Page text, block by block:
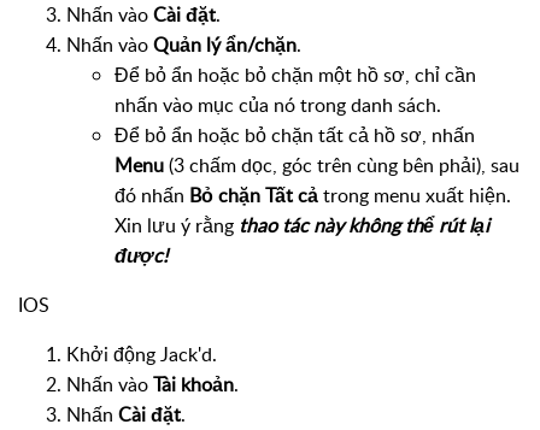
Nhấn vàoCài đặt.
Nhấn vàoQuản lý ẩn/chặn.
Để bỏ ẩn hoặc bỏ chặn một hồ sơ, chỉ cần
nhấn vào mục của nó trong danh sách.
Để bỏ ẩn hoặc bỏ chặn tất cả hồ sơ, nhấn
Menu(3 chấm dọc, góc trên cùng bên phải), sau
đó nhấn Bỏ chặn Tất cảtrong menu xuất hiện.
Xin lưu ý rằng thao tác này không thể rút lại
được!
IOS
Khởi động Jack'd.
Nhấn vàoTài khoản.
Nhấn Cài đặt.